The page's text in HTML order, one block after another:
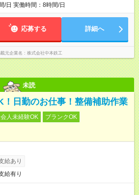
/日 実働時間：8時間/日
応募する 詳細へ
元企業名 株式会社中本鉄工
未読
！日勤のお仕事！整備補助作業
人未経験OK
ブランクOK
給あり
給有り